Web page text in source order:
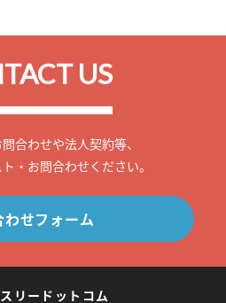
US
合わせや法人契約等、
・お問合わせください。
わせフォーム
リードットコム